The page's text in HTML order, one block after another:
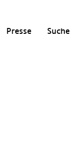
Presse Suche